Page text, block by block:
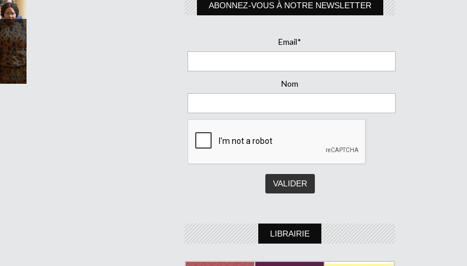
ABONNEZ-VOUS À NOTRE NEWSLETTER
Email*
Nom
LIBRAIRIE